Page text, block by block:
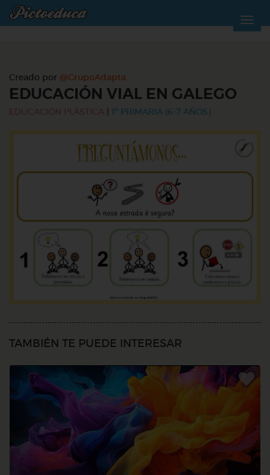
Creado por @GrupoAdapta
EDUCACIÓN VIAL EN GALEGO
EDUCACIÓN PLÁSTICA 1º PRIMARIA (6-7 AÑOS)
TAMBIÉN TE PUEDE INTERESAR